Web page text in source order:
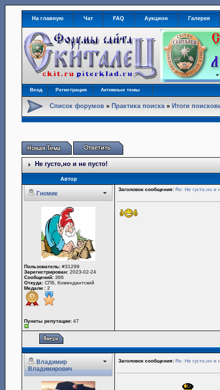
На главную Чат FAQ Аукцион Галерея
Вход Регистрация Активные темы
Список форумов » Практика поиска» Итоги
Не густо,но и не пусто!
Автор
Гномик
Заголовок сообщения: Re: Не густо,но и
Пользователь: #31299
Зарегистрирован: 2023-02-24
Сообщений: 366
Откуда: СПб, Комендантский
Медали : 2
Пункты репутации: 47
Владимир
Владимирович
Заголовок сообщения: Re: Не густо,но и